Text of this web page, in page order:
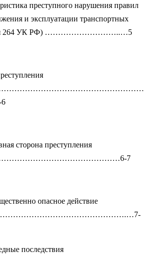
преступного нарушения правил
и эксплуатации транспортных
264 УК РФ) ………………………..…5
сторона преступления
7
опасное действие
последствия